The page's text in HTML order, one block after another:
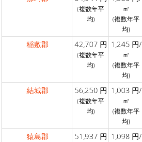
(複数年平
均)
㎡
(複数年平
均)
稲敷郡 42,707 円
(複数年平
均)
1,245 円/
㎡
(複数年平
均)
結城郡 56,250 円
(複数年平
均)
1,003 円/
㎡
(複数年平
均)
猿島郡 51,937 円 1,098 円/